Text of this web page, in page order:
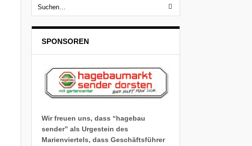
SPONSOREN
Wir freuen uns, dass “hagebau
sender” als Urgestein des
Marienviertels, dass Geschäftsführer